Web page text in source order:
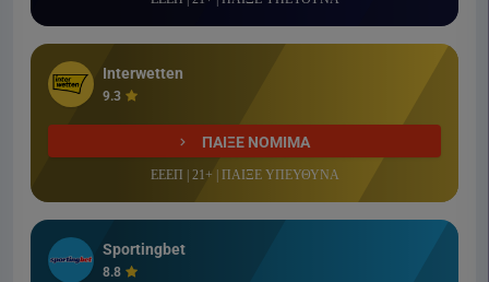
Interwetten
9.3
ΠΑΙΞΕ ΝΟΜΙΜΑ
ΕΕΕΠ | 21+ | ΠΑΙΞΕ ΥΠΕΥΘΥΝΑ
Sportingbet
8.8